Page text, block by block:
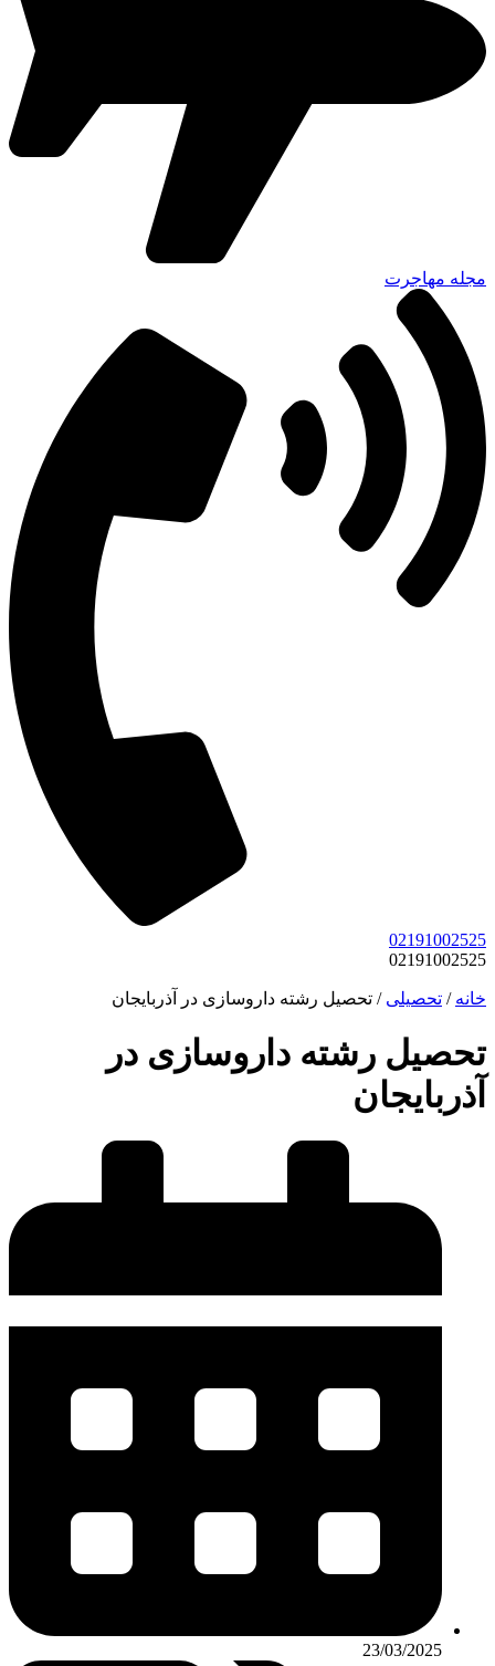
مجله مهاجرت
02191002525
02191002525
خانه / تحصیلی / تحصیل رشته داروسازی در آذربایجان
تحصیل رشته داروسازی در
آذربایجان
23/03/2025